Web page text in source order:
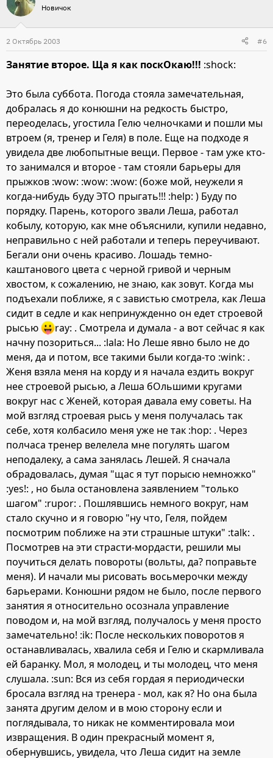
Новичок
2 Октябрь 2003 #6
Занятие второе. Ща я как поскОкаю!!! :shock:
Это была суббота. Погода стояла замечательная,
добралась я до конюшни на редкость быстро,
переоделась, угостила Гелю челночками и пошли мы
втроем (я, тренер и Геля) в поле. Еще на подходе я
увидела две любопытные вещи. Первое - там уже кто-
то занимался и второе - там стояли барьеры для
прыжков :wow: :wow: :wow: (боже мой, неужели я
когда-нибудь буду ЭТО прыгать!!! :help: ) Буду по
порядку. Парень, которого звали Леша, работал
кобылу, которую, как мне объяснили, купили недавно,
неправильно с ней работали и теперь переучивают.
Бегали они очень красиво. Лошадь темно-
каштанового цвета с черной гривой и черным
хвостом, к сожалению, не знаю, как зовут. Когда мы
подъехали поближе, я с завистью смотрела, как Леша
сидит в седле и как непринужденно он едет строевой
рысью
ray: . Смотрела и думала - а вот сейчас я как
начну позориться... :lala: Но Леше явно было не до
меня, да и потом, все такими были когда-то :wink: .
Женя взяла меня на корду и я начала ездить вокруг
нее строевой рысью, а Леша бОльшими кругами
вокруг нас с Женей, которая давала ему советы. На
мой взгляд строевая рысь у меня получалась так
себе, хотя колбасило меня уже не так :hop: . Через
полчаса тренер велелела мне погулять шагом
неподалеку, а сама занялась Лешей. Я сначала
обрадовалась, думая "щас я тут порысю немножко"
:yes!: , но была остановлена заявлением "только
шагом" :rupor: . Пошлявшись немного вокруг, нам
стало скучно и я говорю "ну что, Геля, пойдем
посмотрим поближе на эти страшные штуки" :talk: .
Посмотрев на эти страсти-мордасти, решили мы
поучиться делать повороты (вольты, да? поправьте
меня). И начали мы рисовать восьмерочки между
барьерами. Конюшни рядом не было, после первого
занятия я относительно осознала управление
поводом и, на мой взгляд, получалось у меня просто
замечательно! :ik: После нескольких поворотов я
останавливалась, хвалила себя и Гелю и скармливала
ей баранку. Мол, я молодец, и ты молодец, что меня
слушала. :sun: Вся из себя гордая я периодически
бросала взгляд на тренера - мол, как я? Но она была
занята другим делом и в мою сторону если и
поглядывала, то никак не комментировала мои
извращения. В один прекрасный момент я,
обернувшись, увидела, что Леша сидит на земле